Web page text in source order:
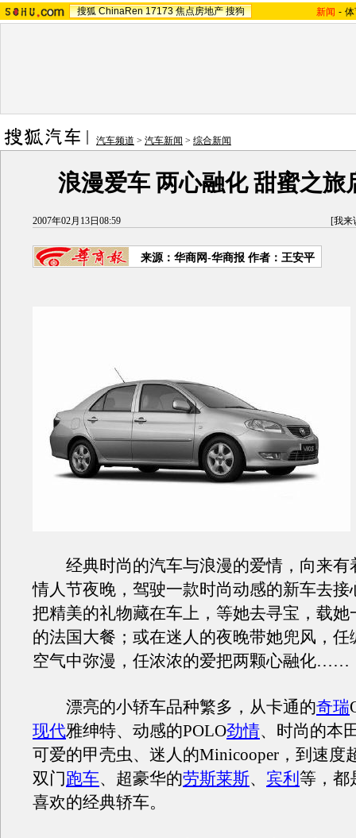
搜狐 ChinaRen 17173 焦点房地产 搜狗 新闻 -
汽车频道 > 汽车新闻 > 综合新闻
浪漫爱车 两心融化 甜蜜之旅
2007年02月13日08:59 [我来
来源：华商网-华商报 作者：王安平
经典时尚的汽车与浪漫的爱情，向来有
情人节夜晚，驾驶一款时尚动感的新车去接
把精美的礼物藏在车上，等她去寻宝，载她
的法国大餐；或在迷人的夜晚带她兜风，任
空气中弥漫，任浓浓的爱把两颗心融化……
漂亮的小轿车品种繁多，从卡通的奇瑞
现代雅绅特、动感的POLO劲情、时尚的本
可爱的甲壳虫、迷人的Minicooper，到速度
双门跑车、超豪华的劳斯莱斯、 宾利 等，都
喜欢的经典轿车。